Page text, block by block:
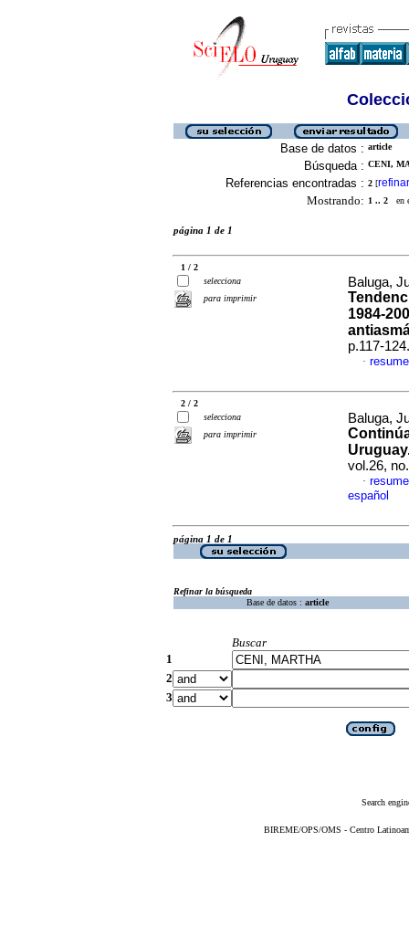
Base de datos : article
Búsqueda : CENI,
Referencias encontradas : 2 [refinar
Mostrando: 1 .. 2 en
página 1 de 1
1 / 2
selecciona
para imprimir
Baluga,
1984-
p.117-
·
2 / 2
selecciona
para imprimir
Baluga,
vol.26,
·
español
página 1 de 1
Refinar la búsqueda
Base de datos : article
Buscar
1
2
3
Search
BIREME/OPS/OMS - Centro